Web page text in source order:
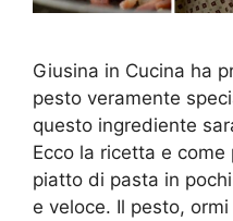
Giusina in Cucina ha
pesto veramente
questo ingrediente
Ecco la ricetta e
piatto di pasta in
e veloce. Il pesto,